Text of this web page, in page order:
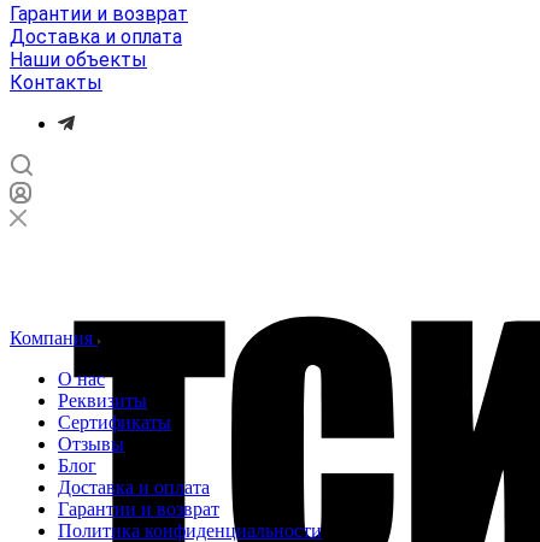
Гарантии и возврат
Доставка и оплата
Наши объекты
Контакты
Компания
О нас
Реквизиты
Сертификаты
Отзывы
Блог
Доставка и оплата
Гарантии и возврат
Политика конфиденциальности